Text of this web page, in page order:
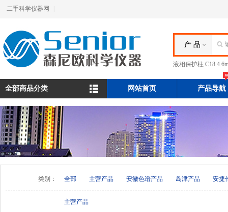
二手科学仪器网
产 品
液相保护柱 C18
全部商品分类 网站首页 产品导航
类别： 全部 主营产品 安徽色谱产品 岛津产品 安捷
主营产品